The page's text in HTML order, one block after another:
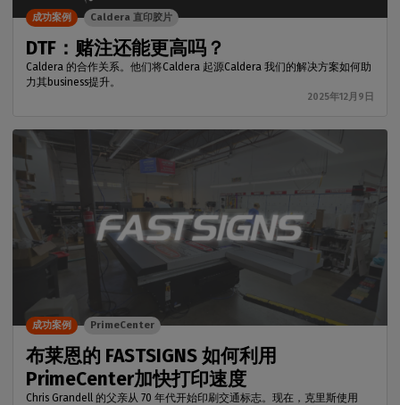
DTF：赌注还能更高吗？
Caldera 的合作关系。他们将Caldera 起源Caldera 我们的解决方案如何助
力其business提升。
2025年12月9日
成功案例 Caldera 直印胶片
布莱恩的 FASTSIGNS 如何利用
PrimeCenter加快打印速度
Chris Grandell 的父亲从 70 年代开始印刷交通标志。现在，克里斯使用
成功案例 PrimeCenter